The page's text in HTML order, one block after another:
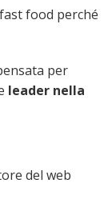
food perché
per
leader nella
del web